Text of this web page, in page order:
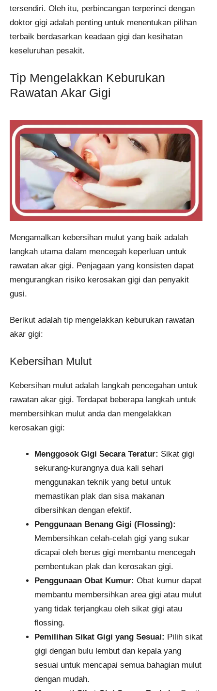
tersendiri. Oleh itu, perbincangan terperinci dengan
doktor gigi adalah penting untuk menentukan pilihan
terbaik berdasarkan keadaan gigi dan kesihatan
keseluruhan pesakit.
Tip Mengelakkan Keburukan
Rawatan Akar Gigi
Mengamalkan kebersihan mulut yang baik adalah
langkah utama dalam mencegah keperluan untuk
rawatan akar gigi. Penjagaan yang konsisten dapat
mengurangkan risiko kerosakan gigi dan penyakit
gusi.
Berikut adalah tip mengelakkan keburukan rawatan
akar gigi:
Kebersihan Mulut
Kebersihan mulut adalah langkah pencegahan untuk
rawatan akar gigi. Terdapat beberapa langkah untuk
membersihkan mulut anda dan mengelakkan
kerosakan gigi:
Menggosok Gigi Secara Teratur: Sikat gigi
sekurang-kurangnya dua kali sehari
menggunakan teknik yang betul untuk
memastikan plak dan sisa makanan
dibersihkan dengan efektif.
Penggunaan Benang Gigi (Flossing):
Membersihkan celah-celah gigi yang sukar
dicapai oleh berus gigi membantu mencegah
pembentukan plak dan kerosakan gigi.
Penggunaan Obat Kumur: Obat kumur dapat
membantu membersihkan area gigi atau mulut
yang tidak terjangkau oleh sikat gigi atau
flossing.
Pemilihan Sikat Gigi yang Sesuai: Pilih sikat
gigi dengan bulu lembut dan kepala yang
sesuai untuk mencapai semua bahagian mulut
dengan mudah.